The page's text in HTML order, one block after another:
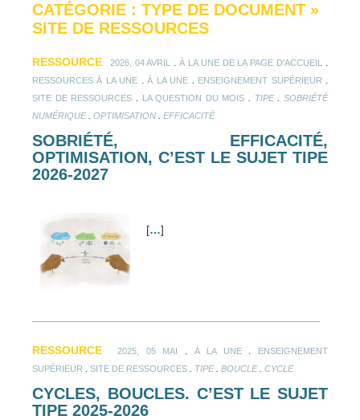
CATÉGORIE : TYPE DE DOCUMENT »
SITE DE RESSOURCES
RESSOURCE 2026, 04 AVRIL .À LA UNE DE LA PAGE D'ACCUEIL
RESSOURCES À LA UNE .À LA UNE ENSEIGNEMENT SUPÉRIEUR
SITE DE RESSOURCES LA QUESTION DU MOIS TIPE.SOBRIÉTÉ
NUMÉRIQUE. OPTIMISATION EFFICACITÉ
SOBRIÉTÉ, EFFICACITÉ,
OPTIMISATION, C’EST LE SUJET TIPE
2026-2027
[…]
RESSOURCE 2025, 05 MAI À LA UNE.
ENSEIGNEMENT
SUPÉRIEUR
SITE DE RESSOURCES TIPE. BOUCLE. CYCLE
CYCLES, BOUCLES. C’EST LE SUJET
TIPE 2025-2026